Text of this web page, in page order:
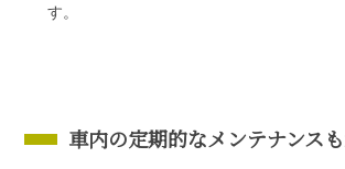
す。
車内の定期的なメンテナンス